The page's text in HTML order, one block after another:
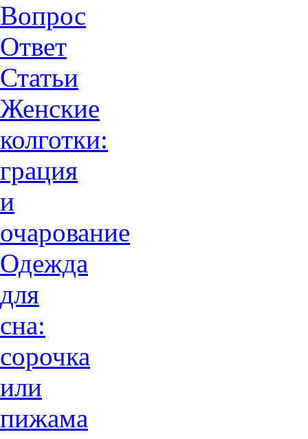
Вопрос
Ответ
Статьи
Женские
колготки:
грация
и
очарованиe
Одежда
для
сна:
сорочка
или
пижама